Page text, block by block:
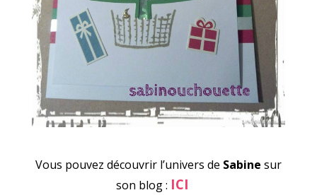
Vous pouvez découvrir l’univers de Sabine sur
son blog : ICI